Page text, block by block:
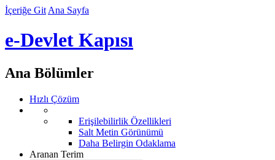
İçeriğe Git Ana Sayfa
e-Devlet Kapısı
Ana Bölümler
Hızlı Çözüm
Erişilebilirlik Özellikleri
Salt Metin Görünümü
Daha Belirgin Odaklama
Aranan Terim